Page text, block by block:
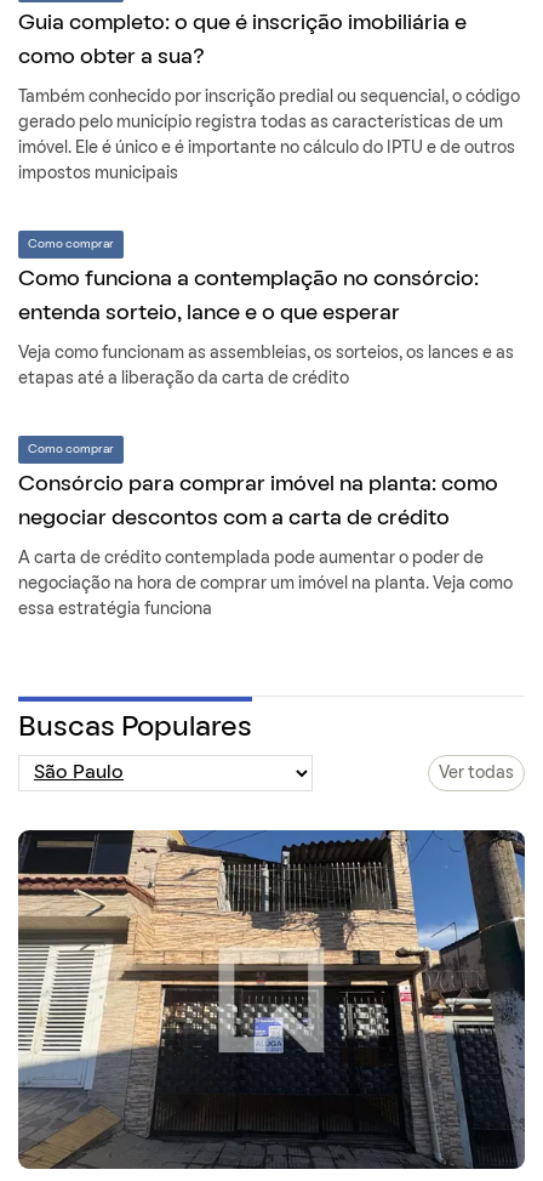
Guia completo: o que é inscrição imobiliária e
como obter a sua?
Também conhecido por inscrição predial ou sequencial, o código
gerado pelo município registra todas as características de um
imóvel. Ele é único e é importante no cálculo do IPTU e de outros
impostos municipais
Como comprar
Como funciona a contemplação no consórcio:
entenda sorteio, lance e o que esperar
Veja como funcionam as assembleias, os sorteios, os lances e as
etapas até a liberação da carta de crédito
Como comprar
Consórcio para comprar imóvel na planta: como
negociar descontos com a carta de crédito
A carta de crédito contemplada pode aumentar o poder de
negociação na hora de comprar um imóvel na planta. Veja como
essa estratégia funciona
Buscas Populares
Ver todas